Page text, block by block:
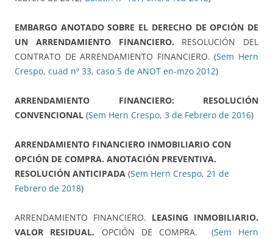
EMBARGO ANOTADO SOBRE EL DERECHO DE OPCIÓN DE
UN ARRENDAMIENTO FINANCIERO. RESOLUCIÓN DEL
CONTRATO DE ARRENDAMIENTO FINANCIERO. (Sem Hern
Crespo, cuad nº 33, caso 5 de ANOT en-mzo 2012)
ARRENDAMIENTO FINANCIERO: RESOLUCIÓN
CONVENCIONAL (Sem Hern Crespo, 3 de Febrero de 2016)
ARRENDAMIENTO FINANCIERO INMOBILIARIO CON
OPCIÓN DE COMPRA. ANOTACIÓN PREVENTIVA.
RESOLUCIÓN ANTICIPADA (Sem Hern Crespo, 21 de
Febrero de 2018)
ARRENDAMIENTO FINANCIERO. LEASING INMOBILIARIO.
VALOR RESIDUAL. OPCIÓN DE COMPRA.
(Sem Hern